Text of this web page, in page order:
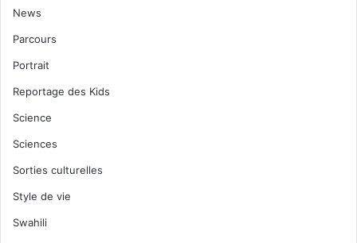
News
Parcours
Portrait
Reportage des Kids
Science
Sciences
Sorties culturelles
Style de vie
Swahili